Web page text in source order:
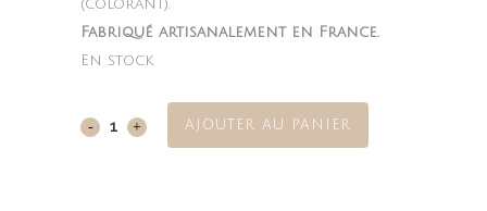
(colorant).
Fabriqué artisanalement en France.
En stock
Mojito AJOUTER AU PANIER